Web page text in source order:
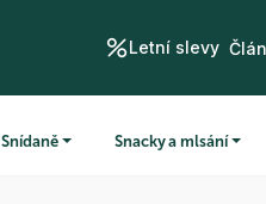
Letní slevy
Snídaně Snacky a mlsání